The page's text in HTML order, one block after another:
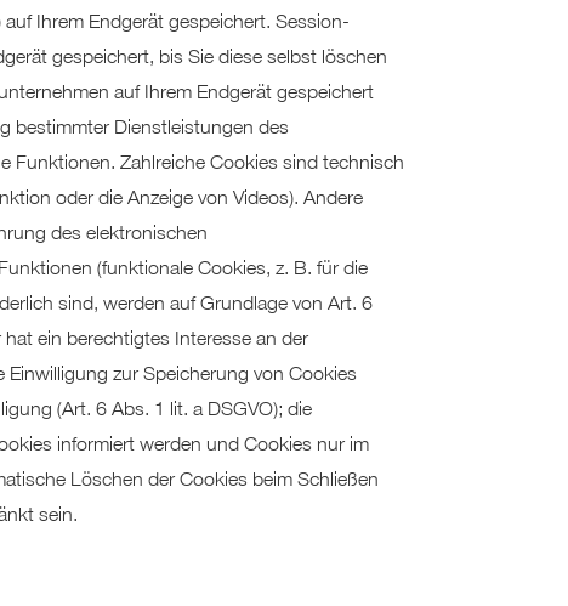
Ihrem Endgerät gespeichert. Session-
gespeichert, bis Sie diese selbst löschen
auf Ihrem Endgerät gespeichert
bestimmter Dienstleistungen des
Funktionen. Zahlreiche Cookies sind technisch
oder die Anzeige von Videos). Andere
des elektronischen
(funktionale Cookies, z. B. für die
sind, werden auf Grundlage von Art. 6
ein berechtigtes Interesse an der
zur Speicherung von Cookies
(Art. 6 Abs. 1 lit. a DSGVO); die
informiert werden und Cookies nur im
Löschen der Cookies beim Schließen
sein.